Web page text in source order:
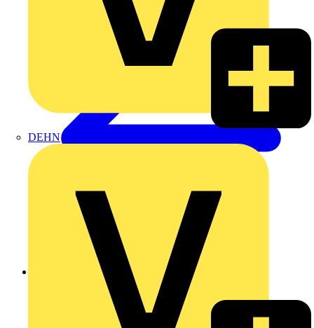
DEHN
Zurück zu Produkte